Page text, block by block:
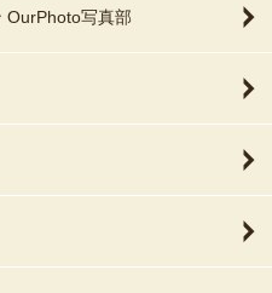
OurPhoto写真部